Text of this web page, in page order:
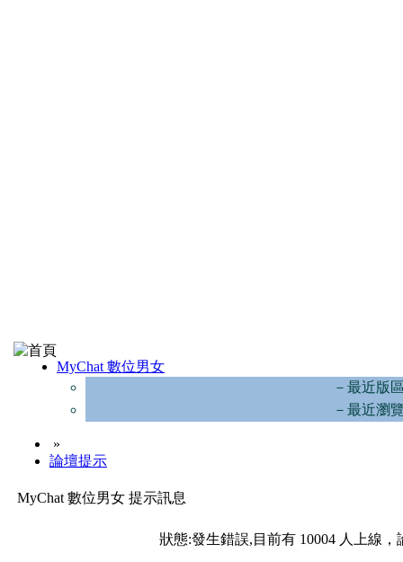
MyChat 數位男女
－最近版
－最近瀏
»
論壇提示
MyChat 數位男女 提示訊息
狀態:發生錯誤,目前有 10004 人上線